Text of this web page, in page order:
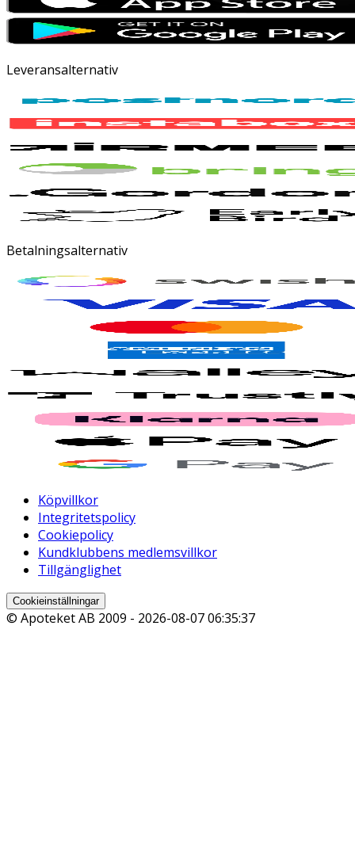
Leveransalternativ
Betalningsalternativ
Köpvillkor
Integritetspolicy
Cookiepolicy
Kundklubbens medlemsvillkor
Tillgänglighet
Cookieinställningar
© Apoteket AB 2009 - 2026-08-07 06:35:37